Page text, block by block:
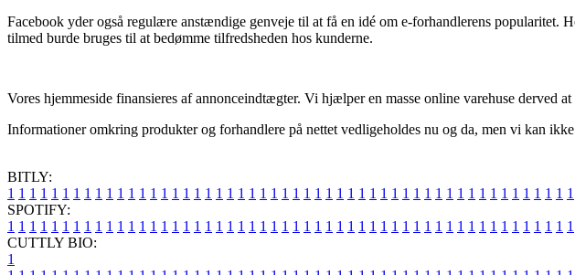
Facebook yder også regulære anstændige genveje til at få en idé om e-forhandlerens
tilmed burde bruges til at bedømme tilfredsheden hos kunderne.
Vores hjemmeside finansieres af annonceindtægter. Vi hjælper en masse online varehuse derved
Informationer omkring produkter og forhandlere på nettet vedligeholdes nu og da, men vi kan
BITLY:
1 1 1 1 1 1 1 1 1 1 1 1 1 1 1 1 1 1 1 1 1 1 1 1 1 1 1 1 1 1 1 1 1 1 1 1 1 1 1 1 1 1 1 1 1 1 1 1 1 1 1 1
SPOTIFY:
1 1 1 1 1 1 1 1 1 1 1 1 1 1 1 1 1 1 1 1 1 1 1 1 1 1 1 1 1 1 1 1 1 1 1 1 1 1 1 1 1 1 1 1 1 1 1 1 1 1 1 1
CUTTLY BIO:
1